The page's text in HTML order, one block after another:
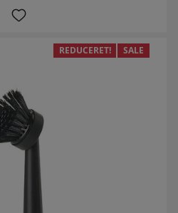
REDUCERET! SALE